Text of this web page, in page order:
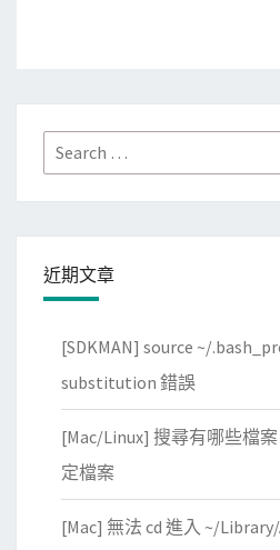
Search
for:
近期文章
[SDKMAN] source ~/
substitution 錯誤
[Mac/Linux] 搜尋有哪些檔
定檔案
[Mac] 無法 cd 進入 ~/